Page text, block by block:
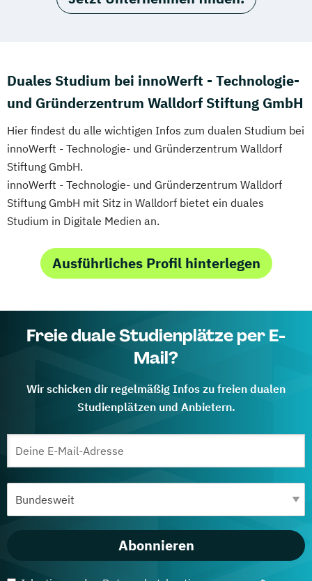
Duales Studium bei innoWerft - Technologie-
und Gründerzentrum Walldorf Stiftung GmbH
Hier findest du alle wichtigen Infos zum dualen Studium bei
innoWerft - Technologie- und Gründerzentrum Walldorf
Stiftung GmbH.
innoWerft - Technologie- und Gründerzentrum Walldorf
Stiftung GmbH mit Sitz in Walldorf bietet ein duales
Studium in Digitale Medien an.
Ausführliches Profil hinterlegen
Freie duale Studienplätze per E-
Mail?
Wir schicken dir regelmäßig Infos zu freien dualen
Studienplätzen und Anbietern.
Abonnieren